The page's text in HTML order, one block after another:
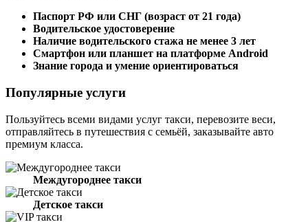
Паспорт РФ или СНГ (возраст от 21 года)
Водительское удостоверение
Наличие водительского стажа не менее 3 лет
Смартфон или планшет на платформе Android
Знание города и умение ориентироваться
Популярные услуги
Пользуйтесь всеми видами услуг такси, перевозите веси,
отправляйтесь в путешествия с семьёй, заказывайте авто
премиум класса.
Междугороднее такси
Детское такси